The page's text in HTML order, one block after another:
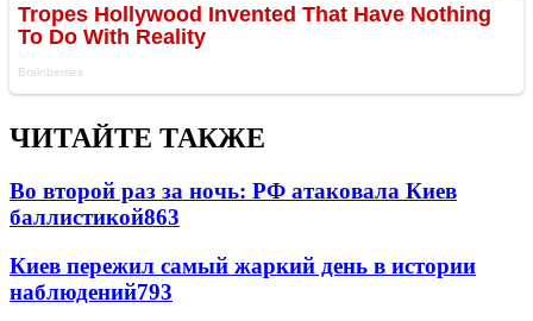
ЧИТАЙТЕ ТАКЖЕ
Во второй раз за ночь: РФ атаковала Киев
баллистикой863
Киев пережил самый жаркий день в истории
наблюдений793